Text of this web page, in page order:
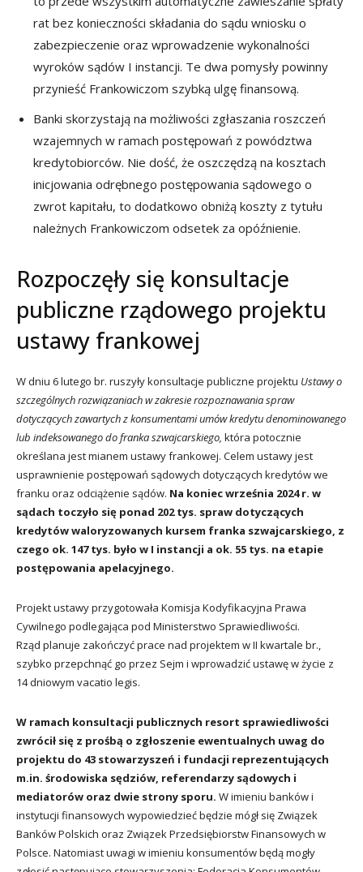
rat bez konieczności składania do sądu wniosku o
zabezpieczenie oraz wprowadzenie wykonalności
wyroków sądów I instancji. Te dwa pomysły powinny
przynieść Frankowiczom szybką ulgę finansową.
Banki skorzystają na możliwości zgłaszania roszczeń
wzajemnych w ramach postępowań z powództwa
kredytobiorców. Nie dość, że oszczędzą na kosztach
inicjowania odrębnego postępowania sądowego o
zwrot kapitału, to dodatkowo obniżą koszty z tytułu
należnych Frankowiczom odsetek za opóźnienie.
Rozpoczęły się konsultacje
publiczne rządowego projektu
ustawy frankowej
W dniu 6 lutego br. ruszyły konsultacje publiczne projektu Ustawy o
szczególnych rozwiązaniach w zakresie rozpoznawania spraw
dotyczących zawartych z konsumentami umów kredytu denominowanego
lub indeksowanego do franka szwajcarskiego, która potocznie
określana jest mianem ustawy frankowej. Celem ustawy jest
usprawnienie postępowań sądowych dotyczących kredytów we
franku oraz odciążenie sądów. Na koniec września 2024 r. w
sądach toczyło się ponad 202 tys. spraw dotyczących
kredytów waloryzowanych kursem franka szwajcarskiego, z
czego ok. 147 tys. było w I instancji a ok. 55 tys. na etapie
postępowania apelacyjnego.
Projekt ustawy przygotowała Komisja Kodyfikacyjna Prawa
Cywilnego podlegająca pod Ministerstwo Sprawiedliwości.
Rząd planuje zakończyć prace nad projektem w II kwartale br.,
szybko przepchnąć go przez Sejm i wprowadzić ustawę w życie z
14 dniowym vacatio legis.
W ramach konsultacji publicznych resort sprawiedliwości
zwrócił się z prośbą o zgłoszenie ewentualnych uwag do
projektu do 43 stowarzyszeń i fundacji reprezentujących
m.in. środowiska sędziów, referendarzy sądowych i
mediatorów oraz dwie strony sporu. W imieniu banków i
instytucji finansowych wypowiedzieć będzie mógł się Związek
Banków Polskich oraz Związek Przedsiębiorstw Finansowych w
Polsce. Natomiast uwagi w imieniu konsumentów będą mogły